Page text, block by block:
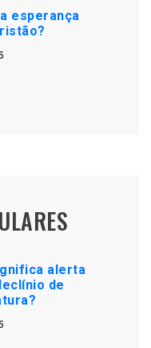
esperança
alerta
de